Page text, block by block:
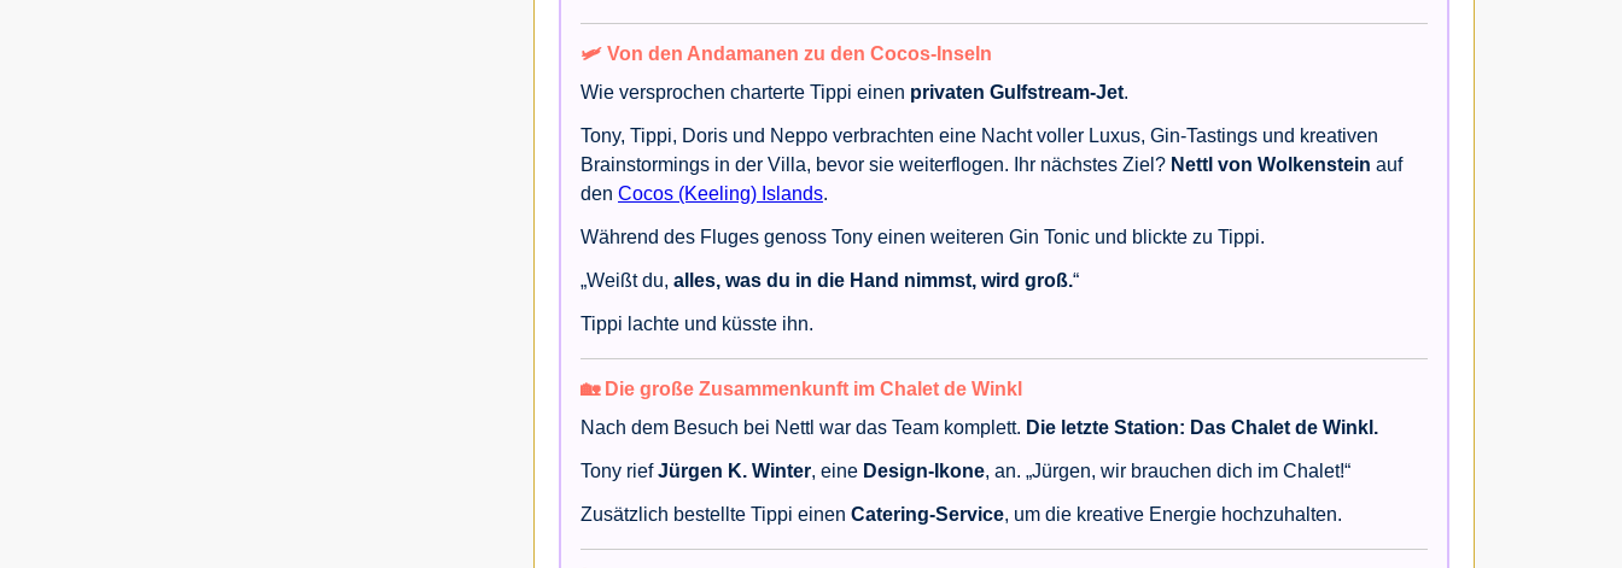
🛩️ Von den Andamanen zu den Cocos-Inseln
Wie versprochen charterte Tippi einen privaten Gulfstream-Jet.
Tony, Tippi, Doris und Neppo verbrachten eine Nacht voller Luxus, Gin-Tastings und kreativen
Brainstormings in der Villa, bevor sie weiterflogen. Ihr nächstes Ziel? Nettl von Wolkenstein auf
den Cocos (Keeling) Islands.
Während des Fluges genoss Tony einen weiteren Gin Tonic und blickte zu Tippi.
„Weißt du, alles, was du in die Hand nimmst, wird groß.“
Tippi lachte und küsste ihn.
🏡 Die große Zusammenkunft im Chalet de Winkl
Nach dem Besuch bei Nettl war das Team komplett. Die letzte Station: Das Chalet de Winkl.
Tony riefJürgen K. Winter, eine Design-Ikone, an. „Jürgen, wir brauchen dich im Chalet!“
Zusätzlich bestellte Tippi einen Catering-Service, um die kreative Energie hochzuhalten.